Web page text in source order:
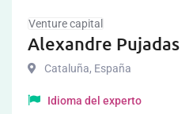
Venture capital
Alexandre Pujadas
Cataluña, España
Idioma del experto